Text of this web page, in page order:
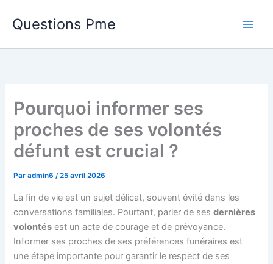
Questions Pme
Pourquoi informer ses
proches de ses volontés
défunt est crucial ?
Paradmin6/25 avril 2026
La fin de vie est un sujet délicat, souvent évité dans les
conversations familiales. Pourtant, parler de sesdernières
volontés est un acte de courage et de prévoyance.
Informer ses proches de ses préférences funéraires est
une étape importante pour garantir le respect de ses